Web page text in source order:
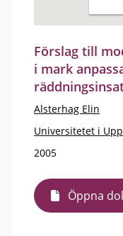
Förslag till
i mark
Alsterhag Elin
Universitetet i
2005
Öppna